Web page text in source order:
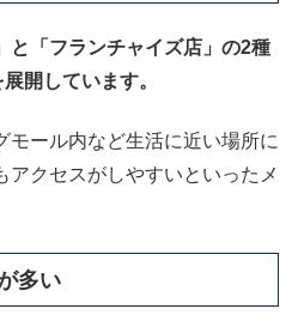
と「フランチャイズ店」の2種
開しています。
モール内など生活に近い場所に
アクセスがしやすいといったメ
多い